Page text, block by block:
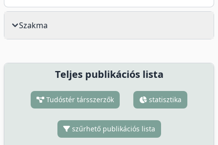
Szakma
Teljes publikációs lista
Tudóstér társszerzők statisztika
szűrhető publikációs lista